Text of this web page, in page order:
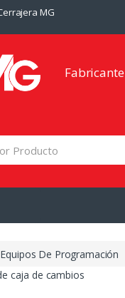
MG
Fabricante
De Programación
caja de cambios